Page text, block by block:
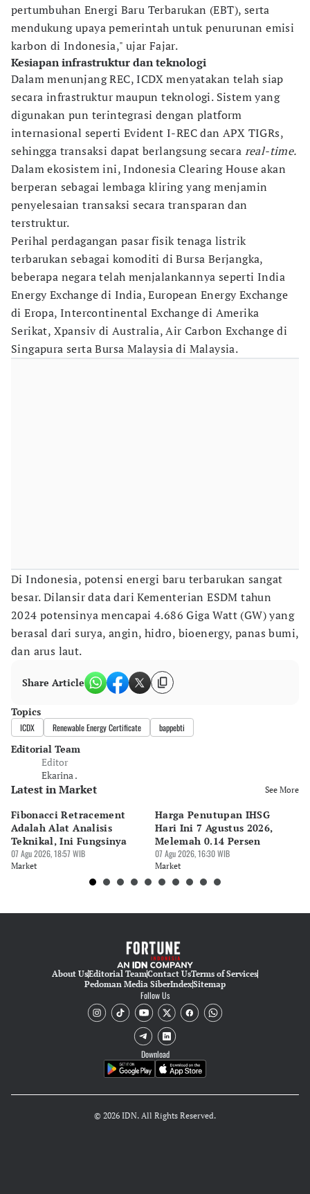
pertumbuhan Energi Baru Terbarukan (EBT), serta
mendukung upaya pemerintah untuk penurunan emisi
karbon di Indonesia," ujar Fajar.
Kesiapan infrastruktur dan teknologi
Dalam menunjang REC, ICDX menyatakan telah siap
secara infrastruktur maupun teknologi. Sistem yang
digunakan pun terintegrasi dengan platform
internasional seperti Evident I-REC dan APX TIGRs,
sehingga transaksi dapat berlangsung secara real-time.
Dalam ekosistem ini, Indonesia Clearing House akan
berperan sebagai lembaga kliring yang menjamin
penyelesaian transaksi secara transparan dan
terstruktur.
Perihal perdagangan pasar fisik tenaga listrik
terbarukan sebagai komoditi di Bursa Berjangka,
beberapa negara telah menjalankannya seperti India
Energy Exchange di India, European Energy Exchange
di Eropa, Intercontinental Exchange di Amerika
Serikat, Xpansiv di Australia, Air Carbon Exchange di
Singapura serta Bursa Malaysia di Malaysia.
Di Indonesia, potensi energi baru terbarukan sangat
besar. Dilansir data dari Kementerian ESDM tahun
2024 potensinya mencapai 4.686 Giga Watt (GW) yang
berasal dari surya, angin, hidro, bioenergy, panas bumi,
dan arus laut.
Share Article
Topics
ICDX Renewable Energy Certificate bappebti
Editorial Team
Editor
Ekarina .
Latest in Market See More
Fibonacci Retracement
Adalah Alat Analisis
Teknikal, Ini Fungsinya
07 Agu 2026, 18:57 WIB
Market
Harga Penutupan IHSG
Hari Ini 7 Agustus 2026,
Melemah 0.14 Persen
07 Agu 2026, 16:30 WIB
Market
About UsEditorial TeamContact UsTerms of Services
Pedoman Media SiberIndexSitemap
Follow Us
Download
© 2026 IDN. All Rights Reserved.